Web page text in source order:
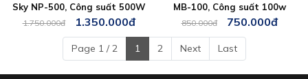
Sky NP-500, Công suất 500W
1.750.000đ 1.350.000đ
MB-100, Công suất 100w
850.000đ 750.000đ
Page 1 / 2 1 2 Next Last